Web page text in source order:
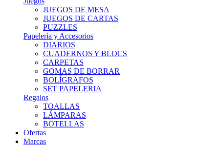
JUEGOS DE MESA
JUEGOS DE CARTAS
PUZZLES
Papelería y Accesorios
DIARIOS
CUADERNOS Y BLOCS
CARPETAS
GOMAS DE BORRAR
BOLÍGRAFOS
SET PAPELERIA
Regalos
TOALLAS
LÁMPARAS
BOTELLAS
Ofertas
Marcas